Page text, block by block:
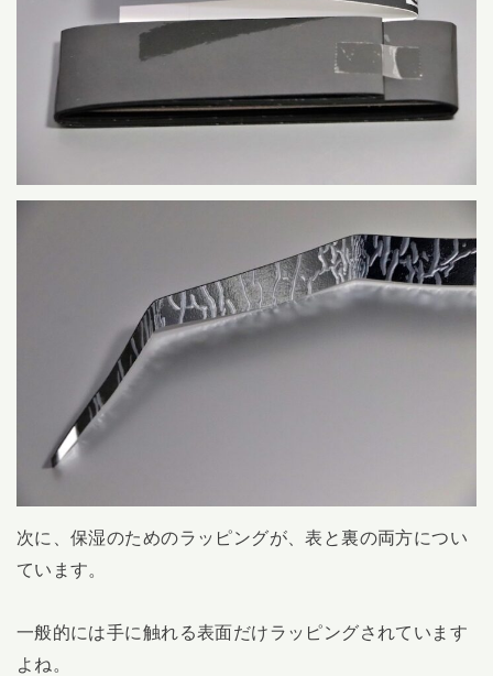
次に、保湿のためのラッピングが、表と裏の両方につい
ています。
一般的には手に触れる表面だけラッピングされています
よね。